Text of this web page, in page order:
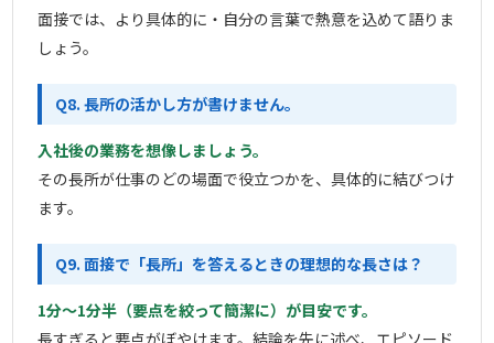
面接では、より具体的に・自分の言葉で熱意を込めて語りま
しょう。
Q8. 長所の活かし方が書けません。
入社後の業務を想像しましょう。
その長所が仕事のどの場面で役立つかを、具体的に結びつけ
ます。
Q9. 面接で「長所」を答えるときの理想的な長さは？
1分〜1分半（要点を絞って簡潔に）が目安です。